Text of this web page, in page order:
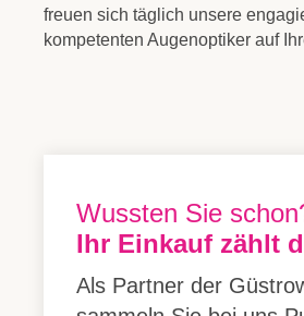
freuen sich täglich unsere
kompetenten Augenoptiker auf
Wussten Sie
Ihr Einkauf zählt
Als Partner der